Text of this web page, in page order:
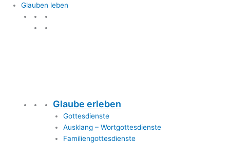
Glauben leben
Glaube erleben
Gottesdienste
Ausklang – Wortgottesdienste
Familiengottesdienste